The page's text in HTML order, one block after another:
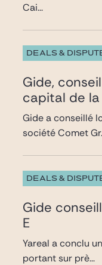
Cai...
DEALS &
Gide,
capital de
Gide a conseillé
société Comet
DEALS &
Gide
E
Yareal a conclu
portant sur prè...